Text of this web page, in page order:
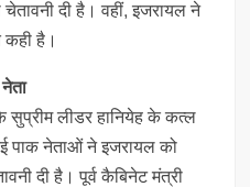
दी है। वहीं, इजरायल ने
कही है।
सुप्रीम लीडर हानियेह के कत्ल
पाक नेताओं ने इजरायल को
दी है। पूर्व कैबिनेट मंत्री